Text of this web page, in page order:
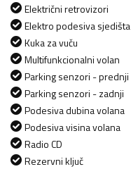
Električni retrovizori
Elektro podesiva sjedišta
Kuka za vuču
Multifunkcionalni volan
Parking senzori - prednji
Parking senzori - zadnji
Podesiva dubina volana
Podesiva visina volana
Radio CD
Rezervni ključ